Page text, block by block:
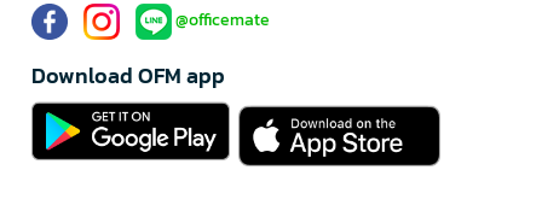
@officemate
Download OFM app